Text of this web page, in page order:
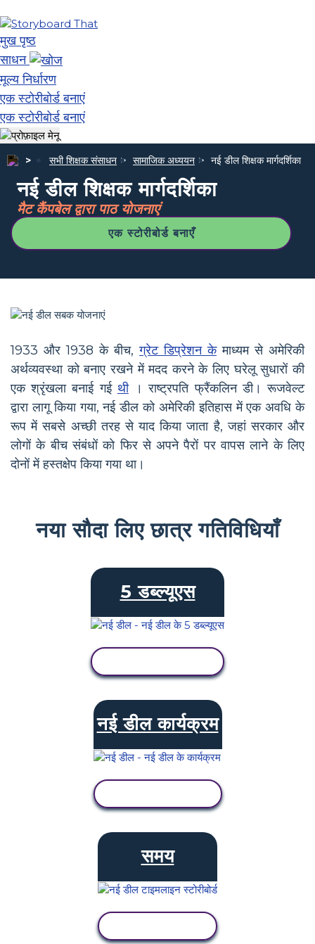
मुख पृष्ठ
साधन
मूल्य निर्धारण
एक स्टोरीबोर्ड बनाएं
एक स्टोरीबोर्ड बनाएं
सभी शिक्षक संसाधन सामाजिक अध्ययन नई डील शिक्षक मार्गदर्शिका
नई डील शिक्षक मार्गदर्शिका
मैट कैंपबेल द्वारा पाठ योजनाएं
एक स्टोरीबोर्ड बनाएँ
1933 और 1938 के बीच,ग्रेट डिप्रेशन केमाध्यम से अमेरिकी
अर्थव्यवस्था को बनाए रखने में मदद करने के लिए घरेलू सुधारों की
एक श्रृंखला बनाई गई थी। राष्ट्रपति फ्रैंकलिन डी। रूजवेल्ट
द्वारा लागू किया गया, नई डील को अमेरिकी इतिहास में एक अवधि के
रूप में सबसे अच्छी तरह से याद किया जाता है, जहां सरकार और
लोगों के बीच संबंधों को फिर से अपने पैरों पर वापस लाने के लिए
दोनों में हस्तक्षेप किया गया था।
नया सौदा लिए छात्र गतिविधियाँ
5 डब्ल्यूएस
नई डील कार्यक्रम
समय